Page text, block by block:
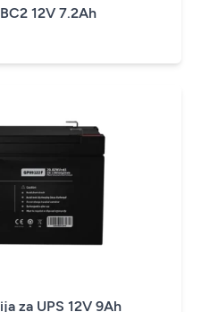
12V 7.2Ah
za UPS 12V 9Ah